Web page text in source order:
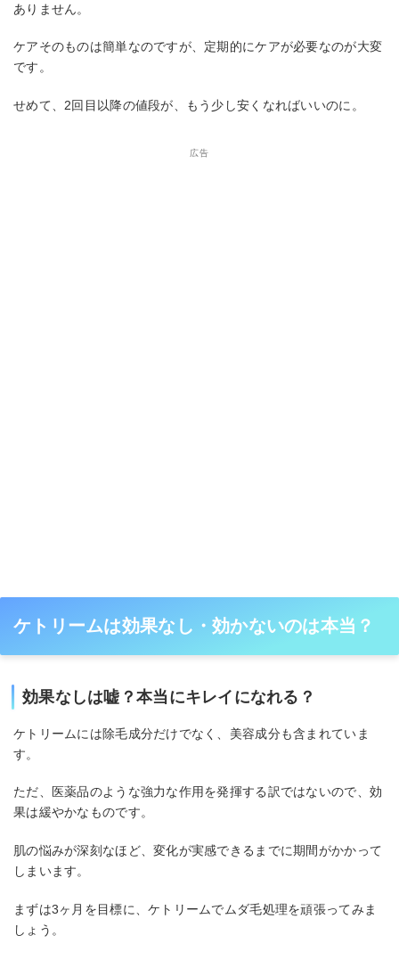
ありません。
ケアそのものは簡単なのですが、定期的にケアが必要なのが大変
です。
せめて、2回目以降の値段が、もう少し安くなればいいのに。
広告
ケトリームは効果なし・効かないのは本当？
効果なしは嘘？本当にキレイになれる？
ケトリームには除毛成分だけでなく、美容成分も含まれていま
す。
ただ、医薬品のような強力な作用を発揮する訳ではないので、効
果は緩やかなものです。
肌の悩みが深刻なほど、変化が実感できるまでに期間がかかって
しまいます。
まずは3ヶ月を目標に、ケトリームでムダ毛処理を頑張ってみま
しょう。